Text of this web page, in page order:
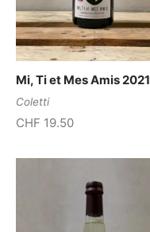
Mi, Ti et Mes Amis 2021
Coletti
CHF 19.50